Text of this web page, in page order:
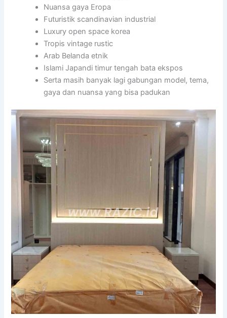
Nuansa gaya Eropa
Futuristik scandinavian industrial
Luxury open space korea
Tropis vintage rustic
Arab Belanda etnik
Islami Japandi timur tengah bata ekspos
Serta masih banyak lagi gabungan model, tema,
gaya dan nuansa yang bisa padukan